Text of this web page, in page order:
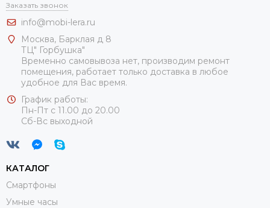
Заказать звонок
info@mobi-lera.ru
Москва, Барклая д 8
ТЦ" Горбушка"
Временно самовывоза нет, производим ремонт
помещения, работает только доставка в любое
удобное для Вас время.
График работы:
Пн-Пт с 11.00 до 20.00
Сб-Вс выходной
КАТАЛОГ
Смартфоны
Умные часы